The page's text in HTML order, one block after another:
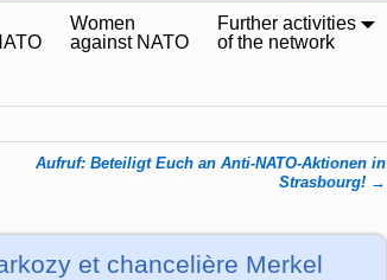
Women
against NATO
Further activities
of the network
Aufruf: Beteiligt Euch an Anti-NATO-Aktionen in
Strasbourg! →
et chancelière Merkel